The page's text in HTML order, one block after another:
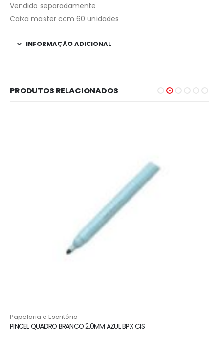
Vendido separadamente
Caixa master com 60 unidades
INFORMAÇÃO ADICIONAL
PRODUTOS RELACIONADOS
Papelaria e Escritório
PINCEL QUADRO BRANCO 2.0MM AZUL BPX CIS